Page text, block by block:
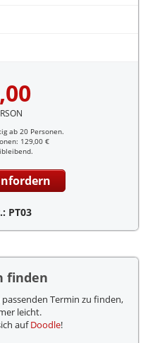
ab 20 Personen.
129,00 €
PT03
finden
Termin zu finden,
leicht.
aufDoodle!